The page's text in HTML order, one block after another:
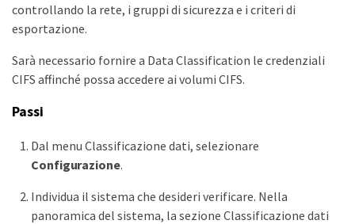
controllando la rete, i gruppi di sicurezza e i criteri di
esportazione.
Sarà necessario fornire a Data Classification le credenziali
CIFS affinché possa accedere ai volumi CIFS.
Passi
Dal menu Classificazione dati, selezionare
Configurazione.
Individua il sistema che desideri verificare. Nella
panoramica del sistema, la sezione Classificazione dati